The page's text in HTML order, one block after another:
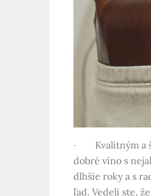
· Kvalitným a
dobré víno s
dlhšie roky a s
ľad. Vedeli ste,